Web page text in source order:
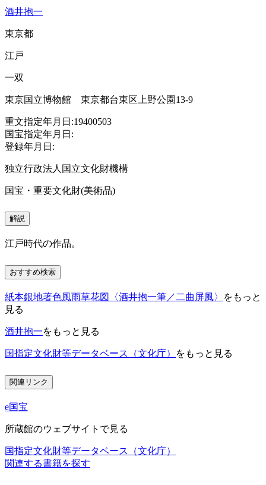
酒井抱一
東京都
江戸
一双
東京国立博物館 東京都台東区上野公園13-9
重文指定年月日:19400503
国宝指定年月日:
登録年月日:
独立行政法人国立文化財機構
国宝・重要文化財(美術品)
解説
江戸時代の作品。
おすすめ検索
紙本銀地著色風雨草花図〈酒井抱一筆／二曲屏風〉
をもっと
見る
酒井抱一をもっと見る
国指定文化財等データベース（文化庁） をもっと見る
関連リンク
e国宝
所蔵館のウェブサイトで見る
国指定文化財等データベース（文化庁）
関連する書籍を探す